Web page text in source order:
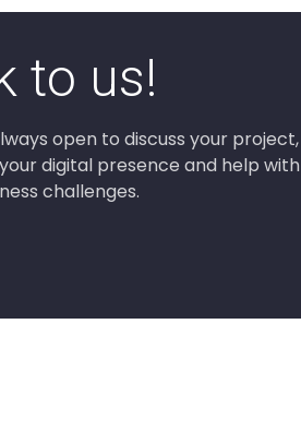
to us!
open to discuss your project,
digital presence and help with
challenges.